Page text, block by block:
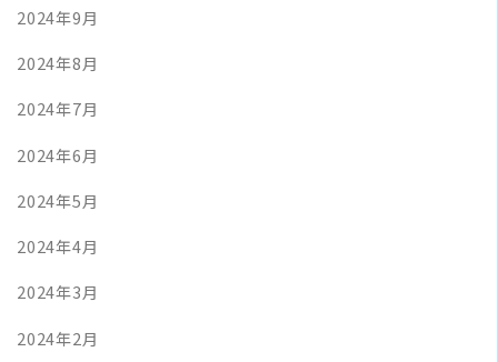
2024年9月
2024年8月
2024年7月
2024年6月
2024年5月
2024年4月
2024年3月
2024年2月